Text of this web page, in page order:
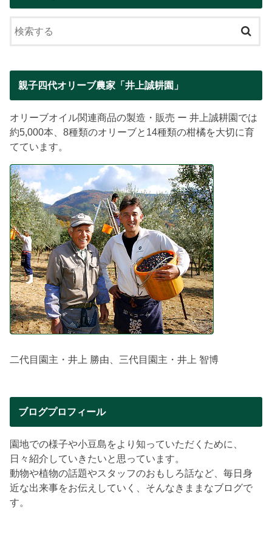
親子四代オリーブ農家「井上誠耕園」
オリーブオイル関連商品の製造・販売 ー 井上誠耕園では
約5,000本、8種類のオリーブと14種類の柑橘を大切に育
てています。
二代目園主・井上 勝由、三代目園主・井上 智博
ブログプロフィール
園地での様子や小豆島をより知っていただくために、
日々紹介していきたいと思っています。
動物や植物の話題やスタッフのおもしろ話など、毎日身
近な出来事をお伝えしていく、そんなきままなブログで
す。